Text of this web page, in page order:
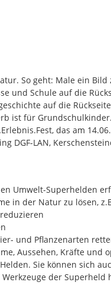
So geht: Male ein Bild
und Schule auf die
auf die
ist für
das am
DGF-LAN,
Umwelt-Superhelden
in der Natur zu lösen,
und Pflanzenarten
Aussehen, Kräfte und
Sie können sich
der